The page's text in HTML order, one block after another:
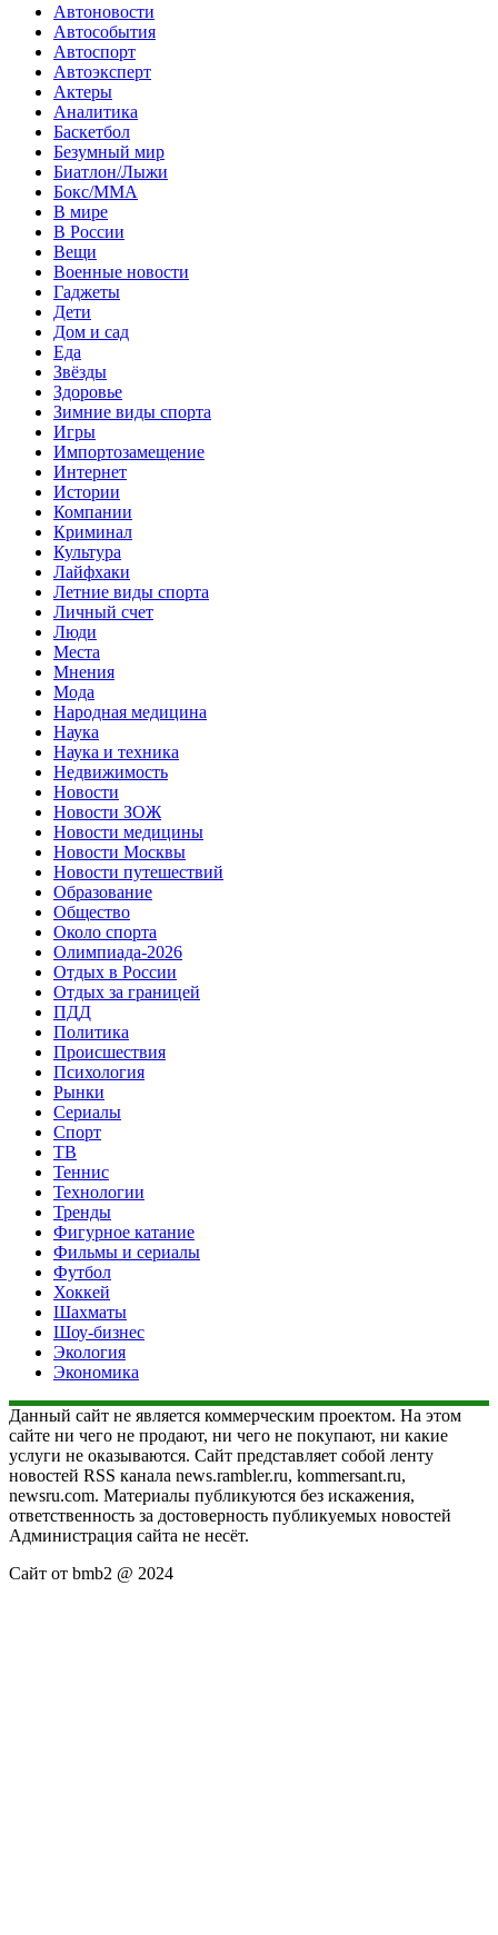
Автоновости
Автособытия
Автоспорт
Автоэксперт
Актеры
Аналитика
Баскетбол
Безумный мир
Биатлон/Лыжи
Бокс/MMA
В мире
В России
Вещи
Военные новости
Гаджеты
Дети
Дом и сад
Еда
Звёзды
Здоровье
Зимние виды спорта
Игры
Импортозамещение
Интернет
Истории
Компании
Криминал
Культура
Лайфхаки
Летние виды спорта
Личный счет
Люди
Места
Мнения
Мода
Народная медицина
Наука
Наука и техника
Недвижимость
Новости
Новости ЗОЖ
Новости медицины
Новости Москвы
Новости путешествий
Образование
Общество
Около спорта
Олимпиада-2026
Отдых в России
Отдых за границей
ПДД
Политика
Происшествия
Психология
Рынки
Сериалы
Спорт
ТВ
Теннис
Технологии
Тренды
Фигурное катание
Фильмы и сериалы
Футбол
Хоккей
Шахматы
Шоу-бизнес
Экология
Экономика
Данный сайт не является коммерческим проектом. На этом
сайте ни чего не продают, ни чего не покупают, ни какие
услуги не оказываются. Сайт представляет собой ленту
новостей RSS канала news.rambler.ru, kommersant.ru,
newsru.com. Материалы публикуются без искажения,
ответственность за достоверность публикуемых новостей
Администрация сайта не несёт.
Сайт от bmb2 @ 2024